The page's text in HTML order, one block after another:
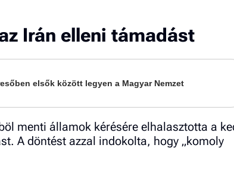
Irán elleni támadást
elsők között legyen a Magyar Nemzet
menti államok kérésére elhalasztotta a
A döntést azzal indokolta, hogy „komoly